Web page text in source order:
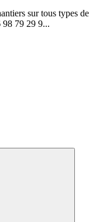
sur tous types de
98 79 29 9...